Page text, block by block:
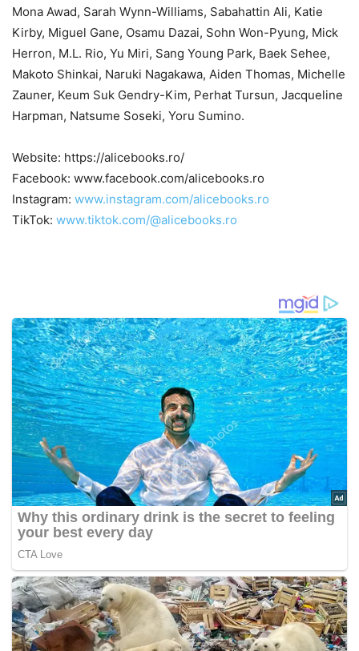
Mona Awad, Sarah Wynn-Williams, Sabahattin Ali, Katie
Kirby, Miguel Gane, Osamu Dazai, Sohn Won-Pyung, Mick
Herron, M.L. Rio, Yu Miri, Sang Young Park, Baek Sehee,
Makoto Shinkai, Naruki Nagakawa, Aiden Thomas, Michelle
Zauner, Keum Suk Gendry-Kim, Perhat Tursun, Jacqueline
Harpman, Natsume Soseki, Yoru Sumino.
Website: https://alicebooks.ro/
Facebook: www.facebook.com/alicebooks.ro
Instagram: www.instagram.com/alicebooks.ro
TikTok: www.tiktok.com/@alicebooks.ro